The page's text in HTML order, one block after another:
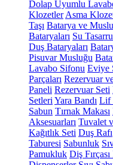
Dolap Uyumlu
Klozetler Asma
Taşı Batarya ve
Bataryaları Su
Duş Bataryaları
Pisuvar Musluğu
Lavabo Sifonu Eviye
Parçaları Rezervuar
Paneli Rezervuar Seti
Setleri Yara Bandı Lif
Sabun Tırnak Makası
Aksesuarları Tuvalet
Kağıtlık Seti Duş Rafı
Taburesi Sabunluk
Pamukluk Diş